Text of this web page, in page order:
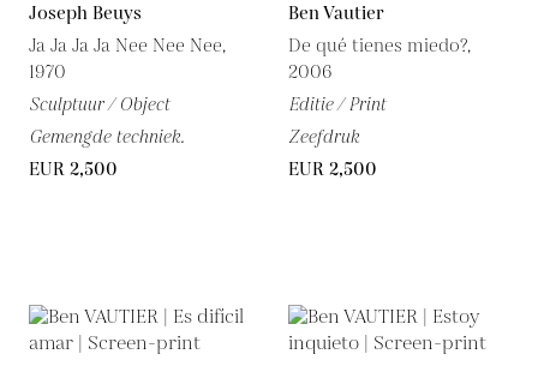
Joseph Beuys
Ja Ja Ja Ja Nee Nee Nee,
1970
Sculptuur / Object
Gemengde techniek.
EUR 2,500
Ben Vautier
De qué tienes miedo?,
2006
Editie / Print
Zeefdruk
EUR 2,500